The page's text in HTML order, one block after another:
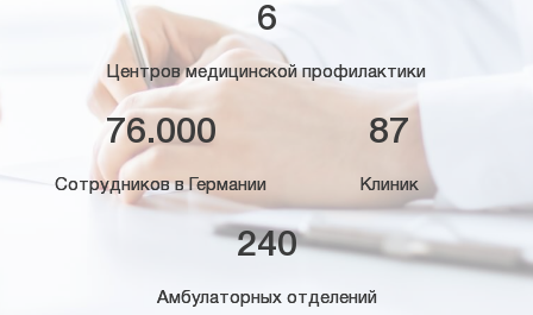
6
Центров медицинской профилактики
76.000
Сотрудников в Германии
87
Клиник
240
Амбулаторных отделений